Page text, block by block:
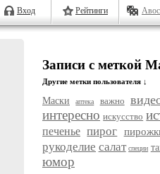
Вход Рейтинги
Записи с меткой
Другие метки пользователя ↓
Маски аптека важно
интересно искусство
печенье пирог
рукоделие салат специи
юмор